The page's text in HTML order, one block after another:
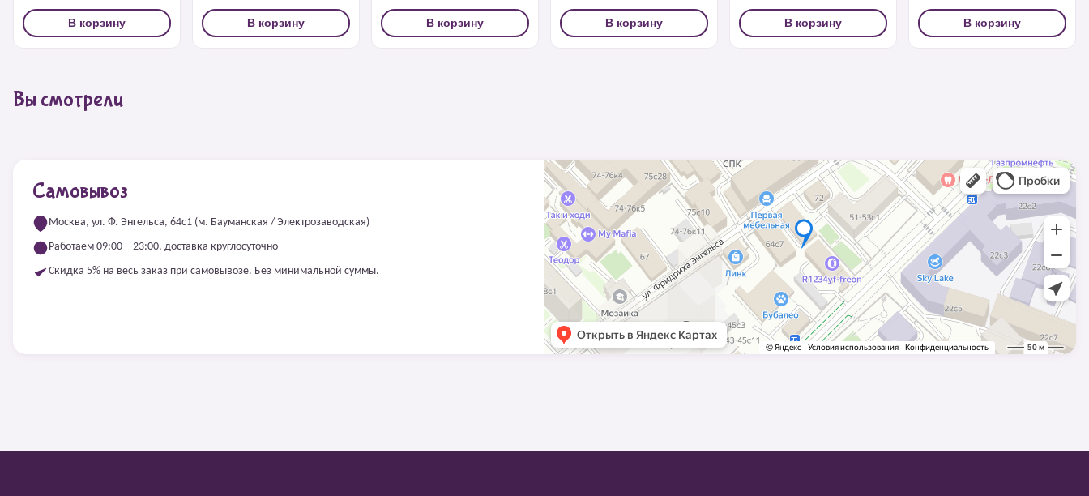
В корзину В корзину В корзину В корзину В корзину В корзину
Вы смотрели
Самовывоз
Москва, ул. Ф. Энгельса, 64с1 (м. Бауманская / Электрозаводская)
Работаем 09:00 – 23:00, доставка круглосуточно
Скидка 5% на весь заказ при самовывозе. Без минимальной суммы.